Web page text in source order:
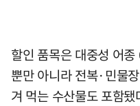
할인 품목은 대중성 어
뿐만 아니라 전복·민물
겨 먹는 수산물도 포함